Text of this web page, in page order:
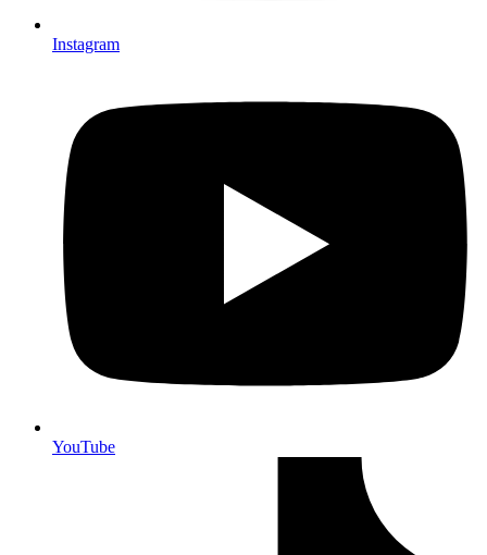
Instagram
YouTube